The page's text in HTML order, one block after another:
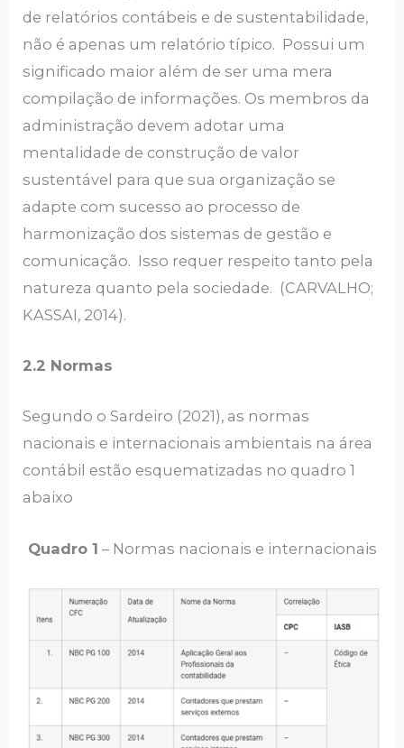
de relatórios contábeis e de sustentabilidade,
não é apenas um relatório típico. Possui um
significado maior além de ser uma mera
compilação de informações. Os membros da
administração devem adotar uma
mentalidade de construção de valor
sustentável para que sua organização se
adapte com sucesso ao processo de
harmonização dos sistemas de gestão e
comunicação. Isso requer respeito tanto pela
natureza quanto pela sociedade. (CARVALHO;
KASSAI, 2014).
2.2 Normas
Segundo o Sardeiro (2021), as normas
nacionais e internacionais ambientais na área
contábil estão esquematizadas no quadro 1
abaixo
Quadro 1 – Normas nacionais e internacionais